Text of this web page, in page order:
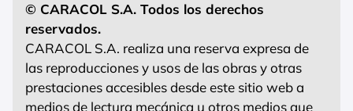
© CARACOL S.A. Todos los derechos
reservados.
CARACOL S.A. realiza una reserva expresa de
las reproducciones y usos de las obras y otras
prestaciones accesibles desde este sitio web a
medios de lectura mecánica u otros medios que